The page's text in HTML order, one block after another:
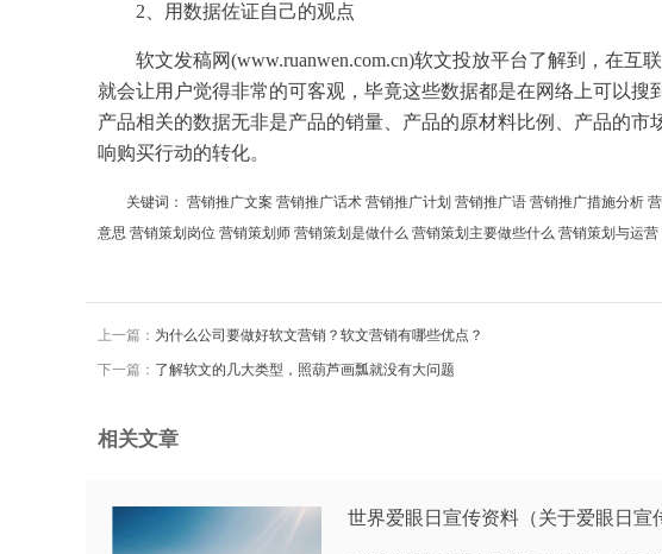
2、用数据佐证自己的观点
软文发稿网(www.ruanwen.com.cn)软文投放平台了解到，在互
就会让用户觉得非常的可客观，毕竟这些数据都是在网络 上可以搜
产品相关的数据无非是产品的销量、 产品的原材料比例、 产品的市
响购买行动的转化。
关键词： 营销推广文案 营销推广话术 营销推广计划 营销推广语 营销推广措施分析
意思 营销策划岗位 营销策划师 营销策划是做什么 营销策划主要做些什么 营销策划与运营
上一篇： 为什么公司要做好软文营销？软文营销有哪些优点？
下一篇： 了解软文的几大类型，照葫芦画瓢就没有大问题
相关文章
世界爱眼日宣传资料（关于爱眼日